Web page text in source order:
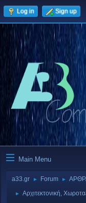
Log in Sign up
Main Menu
a33.gr ► Forum ►
► Αρχιτεκτονική,